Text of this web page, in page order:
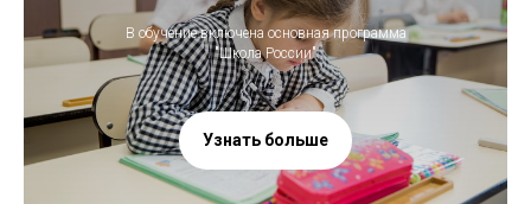
В обучение включена основная программа
"Школа России"
Узнать больше